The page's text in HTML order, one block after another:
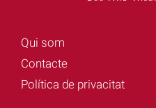
Qui som
Contacte
Política de privacitat